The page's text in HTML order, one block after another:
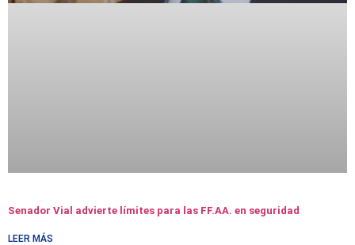
Senador Vial advierte límites para las FF.AA. en seguridad
LEER MÁS